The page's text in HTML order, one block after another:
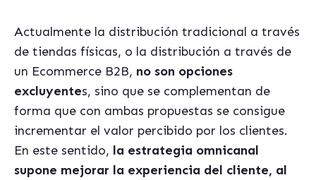
Actualmente la distribución tradicional a través
de tiendas físicas, o la distribución a través de
un Ecommerce B2B, no son opciones
excluyentes, sino que se complementan de
forma que con ambas propuestas se consigue
incrementar el valor percibido por los clientes.
En este sentido, la estrategia omnicanal
supone mejorar la experiencia del cliente, al